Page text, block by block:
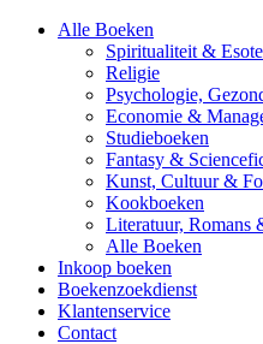
Alle Boeken
Spiritualiteit &
Religie
Psychologie,
Economie &
Studieboeken
Fantasy &
Kunst, Cultuur &
Kookboeken
Literatuur, Romans
Alle Boeken
Inkoop boeken
Boekenzoekdienst
Klantenservice
Contact